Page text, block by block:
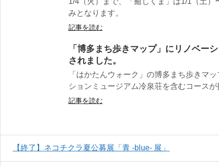
みとなります。
記事を読む
「博多まち歩きマップ」にリノベー
されました。
「はかたんウォーク」の博多まち歩きマ
ションミュージアム冷泉荘を含むコースが
記事を読む
【終了】ネコチクラ夏公募展「青 -blue- 展」